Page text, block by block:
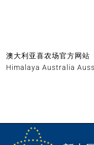
澳大利亚喜农场官方网站
Himalaya Australia